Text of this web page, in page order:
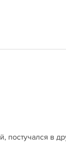
постучался в